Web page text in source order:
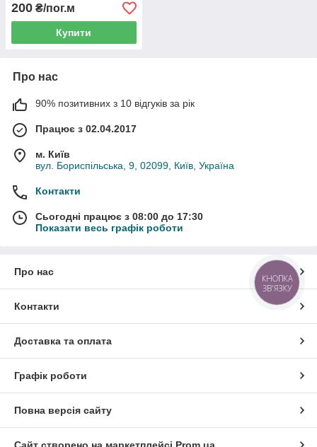
200 ₴/пог.м
Купити
Про нас
90% позитивних з 10 відгуків за рік
Працює з 02.04.2017
м. Київ
вул. Бориспільська, 9, 02099, Київ, Україна
Контакти
Сьогодні працює з 08:00 до 17:30
Показати весь графік роботи
Про нас
Контакти
Доставка та оплата
Графік роботи
Повна версія сайту
КНОПКА
ЗВ'ЯЗКУ